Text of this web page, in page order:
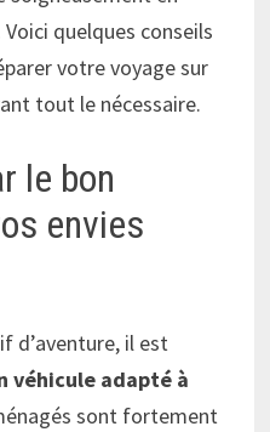
quelques conseils
votre voyage sur
tout le nécessaire.
le bon
envies
d’aventure, il est
véhicule adapté à
sont fortement